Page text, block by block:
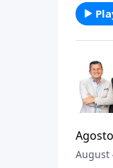
Agosto
August